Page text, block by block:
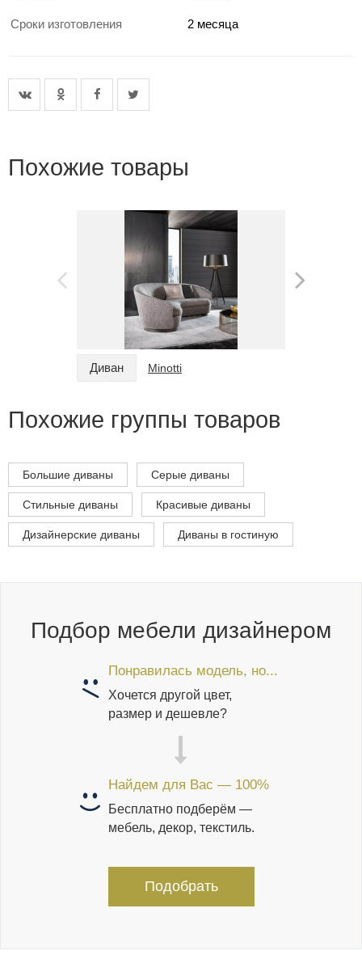
Сроки изготовления 2 месяца
Похожие товары
Диван Minotti
Похожие группы товаров
Большие диваны Серые диваны
Стильные диваны Красивые диваны
Дизайнерские диваны Диваны в гостиную
Подбор мебели дизайнером
Понравилась модель, но...
Хочется другой цвет,
размер и дешевле?
Найдем для Вас — 100%
Бесплатно подберём —
мебель, декор, текстиль.
Подобрать